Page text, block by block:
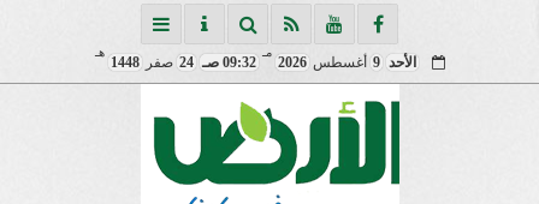
الأحد 9 أغسطس2026
مـ
09:32 صـ 24 صفر1448
هـ